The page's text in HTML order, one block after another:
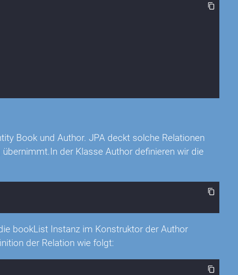
Book und Author. JPA deckt solche Relationen
der Klasse Author definieren wir die
bookList Instanz im Konstruktor der Author
der Relation wie folgt: